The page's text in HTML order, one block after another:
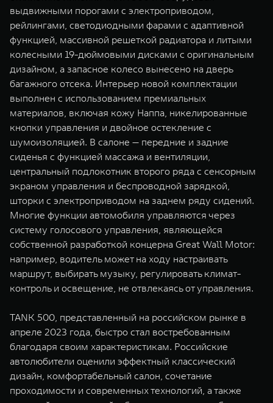
выдвижными порогами с электроприводом,
рейлингами, светодиодными фарами с адаптивной
функцией, массивной решеткой радиатора и литыми
колесными 19-дюймовыми дисками с оригинальным
дизайном, а запасное колесо вынесено на дверь
багажного отсека. Интерьер новой комплектации
выполнен с использованием премиальных
материалов, включая кожу Наппа, никелированные
кнопки управления и двойное остекление с
шумоизоляцией. В салоне — передние и задние
сиденья с функцией массажа и вентиляции,
центральный подлокотник второго ряда с сенсорным
экраном управления и беспроводной зарядкой,
шторки с электроприводом на заднем ряду сидений.
Многие функции автомобиля управляются через
систему голосового управления, являющейся
собственной разработкой концерна Great Wall Motor:
например, водитель может на ходу настраивать
маршрут, выбирать музыку, регулировать климат-
контроль и освещение, не отвлекаясь от управления.
TANK 500, представленный на российском рынке в
апреле 2023 года, быстро стал востребованным
благодаря своим характеристикам. Российские
автолюбители оценили эффектный классический
дизайн, комфортабельный салон, сочетание
проходимости и современных технологий, а также